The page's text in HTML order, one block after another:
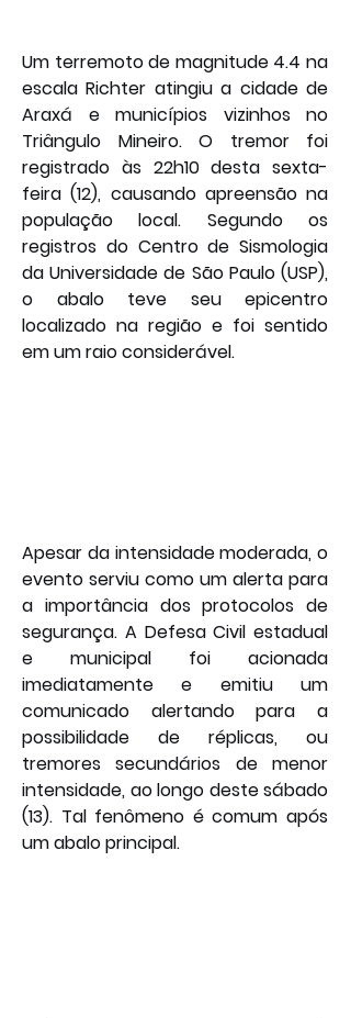
Um terremoto de magnitude 4.4 na
escala Richter atingiu a cidade de
Araxá e municípios vizinhos no
Triângulo Mineiro. O tremor foi
registrado às 22h10 desta sexta-
feira (12), causando apreensão na
população local. Segundo os
registros do Centro de Sismologia
da Universidade de São Paulo (USP),
o abalo teve seu epicentro
localizado na região e foi sentido
em um raio considerável.
Apesar da intensidade moderada, o
evento serviu como um alerta para
a importância dos protocolos de
segurança. A Defesa Civil estadual
e municipal foi acionada
imediatamente e emitiu um
comunicado alertando para a
possibilidade de réplicas, ou
tremores secundários de menor
intensidade, ao longo deste sábado
(13). Tal fenômeno é comum após
um abalo principal.